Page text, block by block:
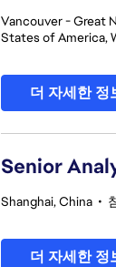
Vancouver - Great
States of America,
더 자세한 정
Senior
Shanghai, China •
더 자세한 정